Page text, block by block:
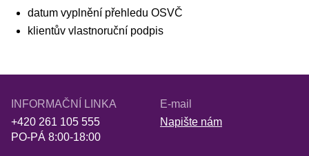
datum vyplnění přehledu OSVČ
klientův vlastnoruční podpis
INFORMAČNÍ LINKA
+420 261 105 555
PO-PÁ 8:00-18:00
E-mail
Napište nám